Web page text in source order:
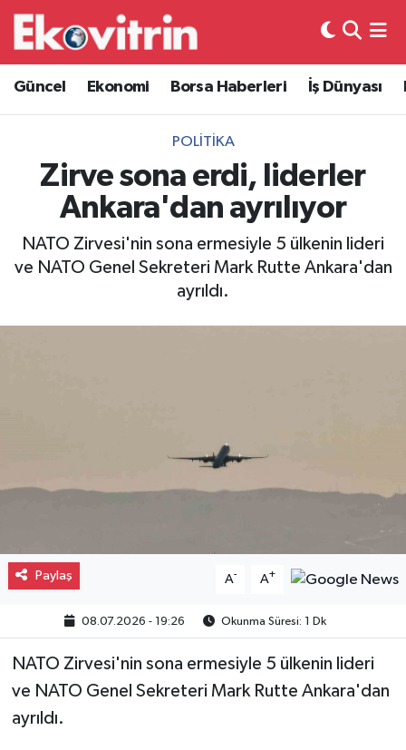
Güncel Ekonomi Borsa Haberleri İş Dünyası
POLITIKA
Zirve sona erdi, liderler
Ankara'dan ayrılıyor
NATO Zirvesi'nin sona ermesiyle 5 ülkenin lideri
ve NATO Genel Sekreteri Mark Rutte Ankara'dan
ayrıldı.
Paylaş A- A+
08.07.2026 - 19:26 Okunma Süresi: 1 Dk
NATO Zirvesi'nin sona ermesiyle 5 ülkenin lideri
ve NATO Genel Sekreteri Mark Rutte Ankara'dan
ayrıldı.
Güncel
Ekonomi
Borsa Haberleri
İş Dünyası
Lojistik
Hava Durumu
Trafik Durumu
Süper Lig Puan Durumu ve Fikstür
Tüm Manşetler
Son Dakika Haberleri